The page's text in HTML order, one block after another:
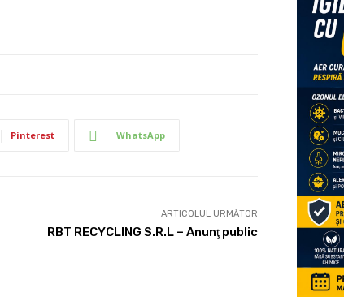
Pinterest WhatsApp
ARTICOLUL URMĂTOR
RBT RECYCLING S.R.L – Anunţ public